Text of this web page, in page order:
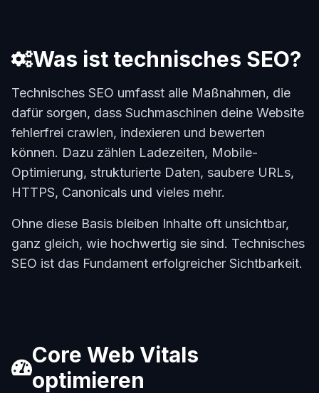
Was ist technisches SEO?
Technisches SEO umfasst alle Maßnahmen, die
dafür sorgen, dass Suchmaschinen deine Website
fehlerfrei crawlen, indexieren und bewerten
können. Dazu zählen Ladezeiten, Mobile-
Optimierung, strukturierte Daten, saubere URLs,
HTTPS, Canonicals und vieles mehr.
Ohne diese Basis bleiben Inhalte oft unsichtbar,
ganz gleich, wie hochwertig sie sind. Technisches
SEO ist das Fundament erfolgreicher Sichtbarkeit.
Core Web Vitals
optimieren